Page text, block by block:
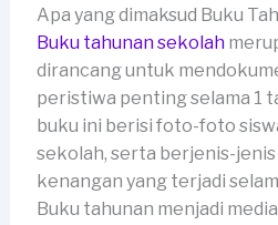
Apa yang dimaksud Buku
Buku tahunan sekolah
dirancang untuk
peristiwa penting selama 1
buku ini berisi foto-foto
sekolah, serta berjenis-jenis
kenangan yang terjadi
Buku tahunan menjadi